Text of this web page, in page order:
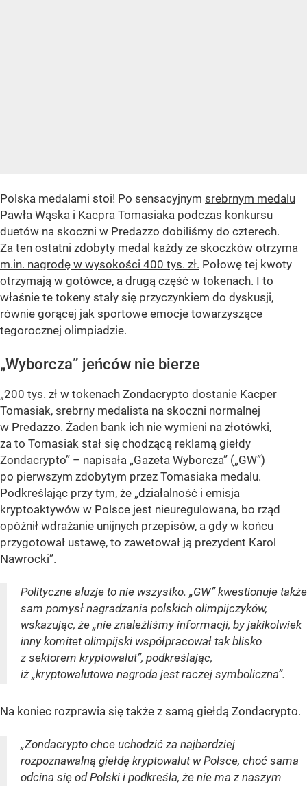
Polska medalami stoi! Po sensacyjnym srebrnym medalu
Pawła Wąska i Kacpra Tomasiaka podczas konkursu
duetów na skoczni w Predazzo dobiliśmy do czterech.
Za ten ostatni zdobyty medal każdy ze skoczków otrzyma
m.in. nagrodę w wysokości 400 tys. zł. Połowę tej kwoty
otrzymają w gotówce, a drugą część w tokenach. I to
właśnie te tokeny stały się przyczynkiem do dyskusji,
równie gorącej jak sportowe emocje towarzyszące
tegorocznej olimpiadzie.
„Wyborcza” jeńców nie bierze
„200 tys. zł w tokenach Zondacrypto dostanie Kacper
Tomasiak, srebrny medalista na skoczni normalnej
w Predazzo. Żaden bank ich nie wymieni na złotówki,
za to Tomasiak stał się chodzącą reklamą giełdy
Zondacrypto” – napisała „Gazeta Wyborcza” („GW”)
po pierwszym zdobytym przez Tomasiaka medalu.
Podkreślając przy tym, że „działalność i emisja
kryptoaktywów w Polsce jest nieuregulowana, bo rząd
opóźnił wdrażanie unijnych przepisów, a gdy w końcu
przygotował ustawę, to zawetował ją prezydent Karol
Nawrocki”.
Polityczne aluzje to nie wszystko. „GW” kwestionuje także
sam pomysł nagradzania polskich olimpijczyków,
wskazując, że „nie znaleźliśmy informacji, by jakikolwiek
inny komitet olimpijski współpracował tak blisko
z sektorem kryptowalut”, podkreślając,
iż „kryptowalutowa nagroda jest raczej symboliczna”.
Na koniec rozprawia się także z samą giełdą Zondacrypto.
„Zondacrypto chce uchodzić za najbardziej
rozpoznawalną giełdę kryptowalut w Polsce, choć sama
odcina się od Polski i podkreśla, że nie ma z naszym